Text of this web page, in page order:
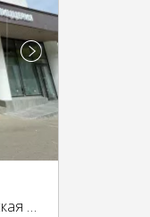
ЮЗАО, г. Москва, Новочерёмушкинская ул., 12